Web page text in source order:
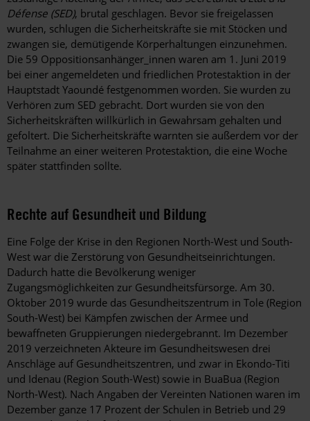
Défense (SED), brutal geschlagen. Bevor sie freigelassen
wurden, schlugen die Sicherheitskräfte sie mit Stöcken und
zwangen sie, demütigende Körperhaltungen einzunehmen.
Die 59 Oppositionsanhänger_innen waren am 1. Juni 2019
bei einer angemeldeten und friedlichen Protestaktion in der
Hauptstadt Yaoundé festgenommen worden. Sie wurden zu
Verhören zum SED gebracht. Dort wurden sie von den
Sicherheitskräften willkürlich in Gewahrsam gehalten und
gefoltert. Die Sicherheitskräfte warnten sie außerdem vor der
Teilnahme an einer weiteren Protestaktion, die eine Woche
später stattfinden sollte.
Rechte auf Gesundheit und Bildung
Eine Folge der Krise in den Regionen North-West und South-
West war die Zerstörung von Gesundheitseinrichtungen.
Dadurch hatte die Bevölkerung weniger
Zugangsmöglichkeiten zur Gesundheitsfürsorge. Am 30.
Oktober 2019 wurde das Gesundheitszentrum in Tole (Region
South-West) bei Kämpfen zwischen der Armee und
bewaffneten Gruppierungen niedergebrannt. Im Dezember
2019 verzeichneten Akteure im Gesundheitswesen drei
Anschläge auf Gesundheitszentren, und zwar in Ekondo-Titi
und Idenau (Region South-West) sowie in BuaBua (Region
North-West). Nach Angaben der Vereinten Nationen waren im
Dezember ganze 17 Prozent der Schulen in Betrieb und 29